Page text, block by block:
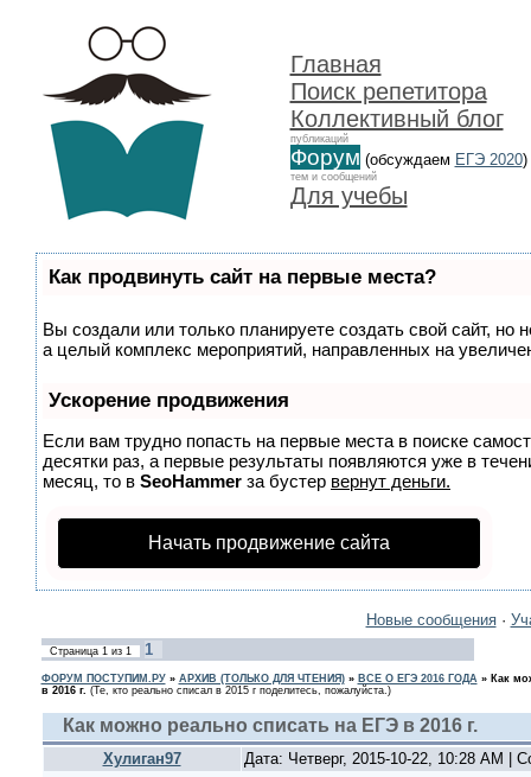
Главная
Поиск репетитора
Коллективный блог
публикаций
Форум (обсуждаем ЕГЭ 2020)
тем и сообщений
Для учебы
Как продвинуть сайт на первые места?
Вы создали или только планируете создать свой сайт, но
а целый комплекс мероприятий, направленных на
Ускорение продвижения
Если вам трудно попасть на первые места в поиске
десятки раз, а первые результаты появляются уже в
месяц, то в SeoHammer за бустер вернут деньги.
Начать продвижение сайта
Новые сообщения·
Страница 1из 1 1
ФОРУМ ПОСТУПИМ.РУ» АРХИВ (ТОЛЬКО ДЛЯ ЧТЕНИЯ)» ВСЕ О ЕГЭ 2016 ГОДА » Как
в 2016 г. (Те, кто реально списал в 2015 г поделитесь, пожалуйста.)
Как можно реально списать на ЕГЭ в 2016 г.
Хулиган97
Дата: Четверг, 2015-10-22, 10:28 AM |